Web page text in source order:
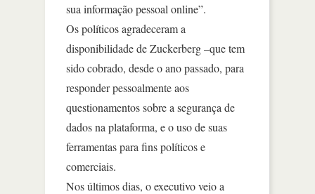
sua informação pessoal online”.
Os políticos agradeceram a
disponibilidade de Zuckerberg –que tem
sido cobrado, desde o ano passado, para
responder pessoalmente aos
questionamentos sobre a segurança de
dados na plataforma, e o uso de suas
ferramentas para fins políticos e
comerciais.
Nos últimos dias, o executivo veio a